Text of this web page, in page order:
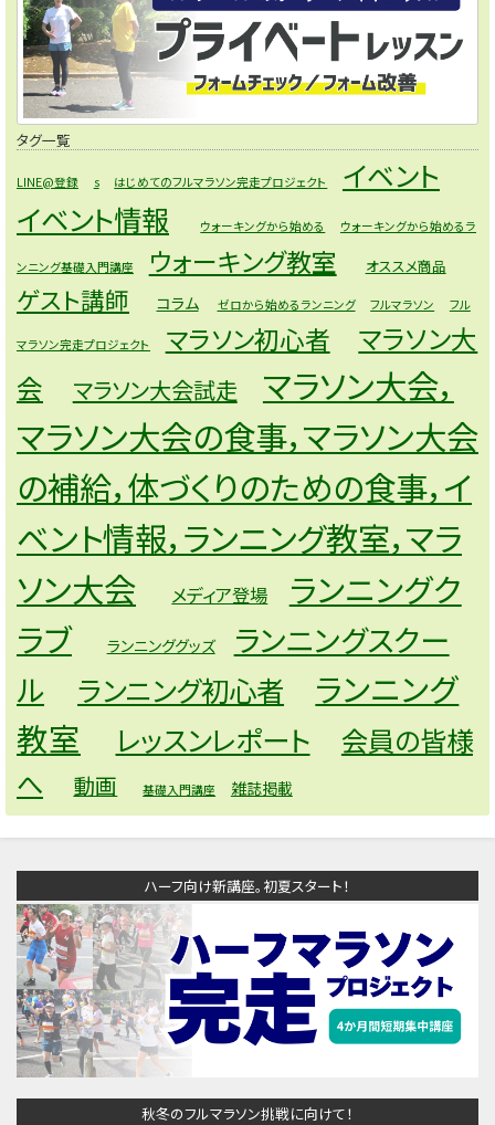
タグ一覧
LINE@登録 s はじめてのフルマラソン完走プロジェクト
イベント
イベント情報
ウォーキングから始める ウォーキングから始めるラ
ンニング基礎入門講座 ウォーキング教室 オススメ商品
ゲスト講師 コラム ゼロから始めるランニング フルマラソン フル
マラソン完走プロジェクト マラソン初心者
マラソン大
会
マラソン大会試走
マラソン大会，
マラソン大会の食事，マラソン大会
の補給，体づくりのための食事，イ
ベント情報，ランニング教室，マラ
ソン大会
メディア登場
ランニングク
ラブ
ランニンググッズ
ランニングスクー
ル
ランニング初心者
ランニング
教室
レッスンレポート
会員の皆様
へ
動画 基礎入門講座 雑誌掲載
ハーフ向け新講座。初夏スタート！
秋冬のフルマラソン挑戦に向けて！